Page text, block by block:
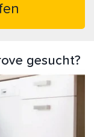
gesucht?